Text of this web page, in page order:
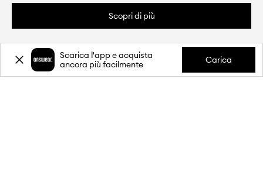
Scopri di più
Scarica l'app e acquista
ancora più facilmente
Carica